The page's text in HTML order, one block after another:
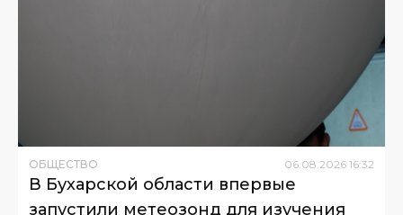
ОБЩЕСТВО 06.08.2026 16:32
В Бухарской области впервые
запустили метеозонд для изучения